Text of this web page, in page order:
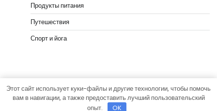
Продукты питания
Путешествия
Спорт и йога
Copyright © 2026vip-hata.ruТема News Bank от
Этот сайт использует куки-файлы и другие технологии, чтобы помочь
вам в навигации, а также предоставить лучший пользовательский
опыт.
OK